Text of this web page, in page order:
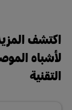
اكتشف
التقنية